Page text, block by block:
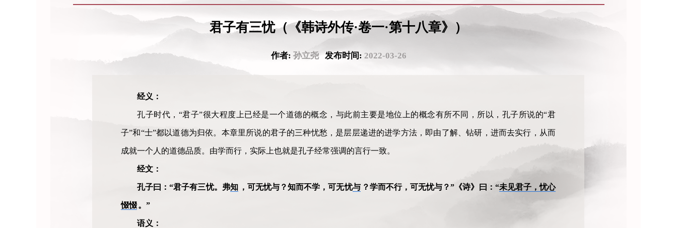
君子有三忧（《韩诗外传·卷一·第十八章》）
作者: 孙立尧发布时间: 2022-03-26
经义：
孔子时代，“君子”很大程度上已经是一个道德的概念，与此前主要是地位上的概念有所不同，所以，孔子所说的“君
子”和“士”都以道德为归依。本章里所说的君子的三种忧愁，是层层递进的进学方法，即由了解、钻研，进而去实行，从而
成就一个人的道德品质。由学而行，实际上也就是孔子经常强调的言行一致。
经文：
孔子曰：“君子有三忧。弗知 ，可无忧与？知而不学，可无忧与 ？学而不行，可无忧与？”《诗》曰：“未见君子，忧心
惙惙。”
语义：